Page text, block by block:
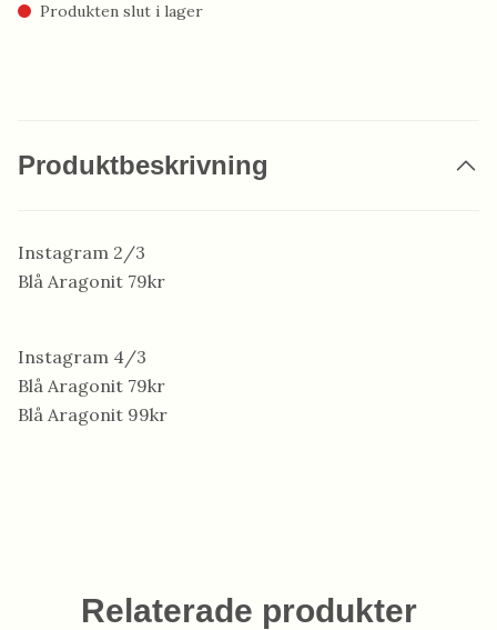
Produkten slut i lager
Produktbeskrivning
Instagram 2/3
Blå Aragonit 79kr
Instagram 4/3
Blå Aragonit 79kr
Blå Aragonit 99kr
Relaterade produkter